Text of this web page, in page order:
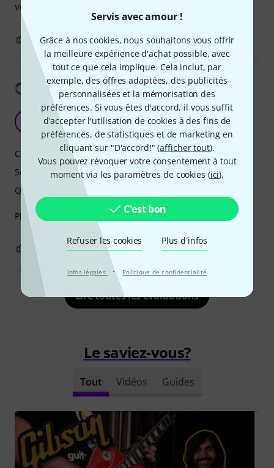
Servis avec amour !
Grâce à nos cookies, nous souhaitons vous offrir
la meilleure expérience d'achat possible, avec
tout ce que cela implique. Cela inclut, par
exemple, des offres adaptées, des publicités
personnalisées et la mémorisation des
préférences. Si vous êtes d'accord, il vous suffit
d'accepter l'utilisation de cookies à des fins de
préférences, de statistiques et de marketing en
cliquant sur "D'accord!" (afficher tout).
Vous pouvez révoquer votre consentement à tout
moment via les paramètres de cookies (ici).
C'est bon
Refuser les cookies Plus d´infos
Infos légales · Politique de confidentialité
Very fast delivery. And head not broken! :)
12 2 SIGNALER L'ÉVALUATION
Afficher la traduction
Ready to use from case!
Jurishl 11.09.2025
Pleasantly surprised by the quality!Gibson sound and feel!
Caractéristiques
Son
Qualité de fabrication
0 SIGNALER L'ÉVALUATION
Lire toutes les évaluations
Le saviez-vous?
Tout Vidéos Guides